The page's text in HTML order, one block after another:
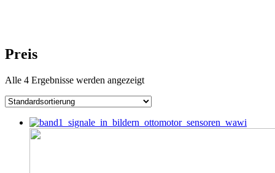
Preis
Alle 4 Ergebnisse werden angezeigt